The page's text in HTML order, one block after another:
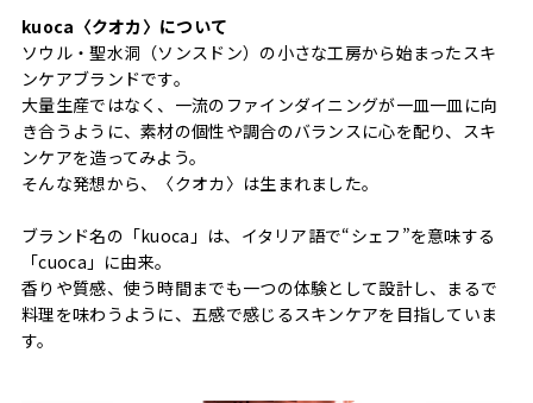
kuoca〈クオカ〉について
ソウル・聖水洞（ソンスドン）の小さな工房から始まったスキ
ンケアブランドです。
大量生産ではなく、一流のファインダイニングが一皿一皿に向
き合うように、素材の個性や調合のバランスに心を配り、スキ
ンケアを造ってみよう。
そんな発想から、〈クオカ〉は生まれました。
ブランド名の「kuoca」は、イタリア語で“シェフ”を意味する
「cuoca」に由来。
香りや質感、使う時間までも一つの体験として設計し、まるで
料理を味わうように、五感で感じるスキンケアを目指していま
す。